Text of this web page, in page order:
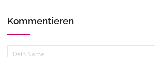
Kommentieren